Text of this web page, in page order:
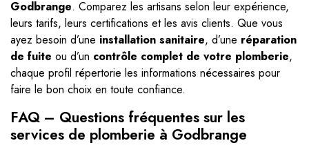
Godbrange. Comparez les artisans selon leur expérience,
leurs tarifs, leurs certifications et les avis clients. Que vous
ayez besoin d’une installation sanitaire, d’une réparation
de fuite ou d’un contrôle complet de votre plomberie,
chaque profil répertorie les informations nécessaires pour
faire le bon choix en toute confiance.
FAQ – Questions fréquentes sur les
services de plomberie à Godbrange